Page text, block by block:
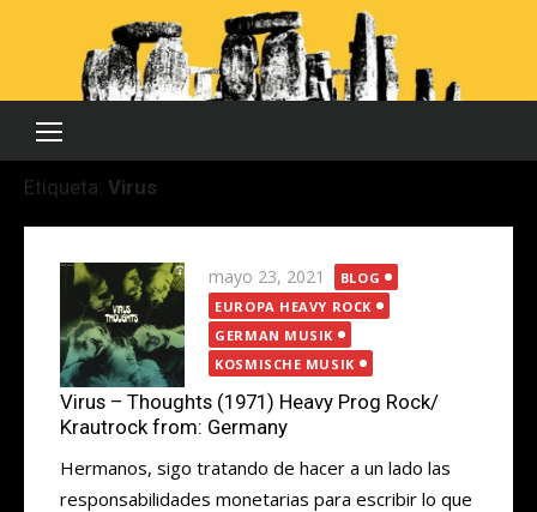
Etiqueta: Virus
Publicada
el
mayo 23, 2021
BLOG
EUROPA HEAVY ROCK
GERMAN MUSIK
KOSMISCHE MUSIK
Virus – Thoughts (1971) Heavy Prog Rock/
Krautrock from: Germany
Hermanos, sigo tratando de hacer a un lado las
responsabilidades monetarias para escribir lo que